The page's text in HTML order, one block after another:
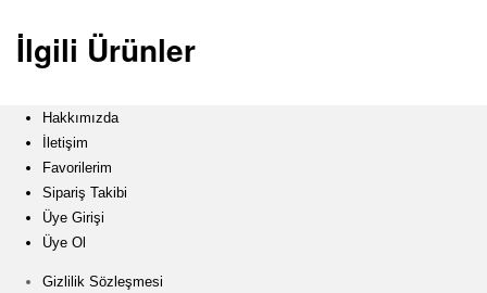
i
k
ş
M
İlgili Ürünler
Hakkımızda
İletişim
Favorilerim
Sipariş Takibi
Üye Girişi
Üye Ol
Gizlilik Sözleşmesi